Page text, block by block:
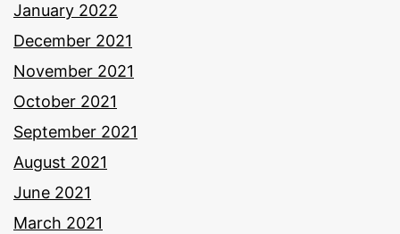
January 2022
December 2021
November 2021
October 2021
September 2021
August 2021
June 2021
March 2021